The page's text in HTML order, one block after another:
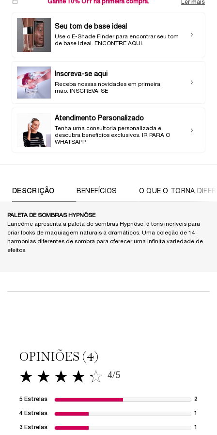
Ganhe 10% Off na primeira compra. Ler mais
Seu tom de base ideal
Use o E-Shade Finder para encontrar seu tom
de base ideal. ENCONTRE AQUI.
Inscreva-se aqui
Receba nossas novidades em primeira
mão. INSCREVA-SE
Atendimento Personalizado
Tenha uma consultoria personalizada e
descubra benefícios exclusivos. IR PARA O
WHATSAPP
DESCRIÇÃO BENEFÍCIOS O QUE O TORNA
PALETA DE SOMBRAS HYPNÔSE
Lancôme apresenta a paleta de sombras Hypnôse: 5 tons incríveis para
criar looks de maquiagem naturais a dramáticos. Uma coleção de 14
harmonias diferentes de sombra para oferecer uma infinita variedade de
efeitos.
PDP Slot 1 Section
PDP Avaliações
OPINIÕES (4)
4 out of 5 stars. 4/5
5 Estrelas 2
4 Estrelas 1
3 Estrelas 1